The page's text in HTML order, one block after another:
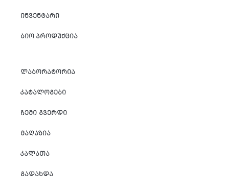
ᲘᲜᲕᲔᲜᲢᲐᲠᲘ
ᲑᲘᲝ ᲞᲠᲝᲓᲣᲥᲪᲘᲐ
ᲚᲐᲑᲝᲠᲐᲢᲝᲠᲘᲐ
ᲙᲐᲢᲐᲚᲝᲒᲔᲑᲘ
ᲩᲔᲛᲘ ᲒᲕᲔᲠᲓᲘ
ᲛᲐᲦᲐᲖᲘᲐ
ᲙᲐᲚᲐᲗᲐ
ᲒᲐᲓᲐᲮᲓᲐ